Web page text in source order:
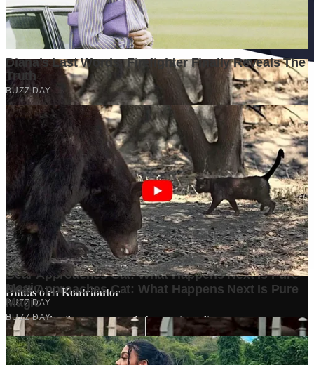
Ditulis olehKontributor
Penyuka detail yang percaya bahwa setiap tulisan punya nyawa.
Bertugas merangkai ide menjadi cerita yang mengalir, memastikan
setiap titik dan koma berada di tempat yang tepat untuk kenyamanan
membacamu